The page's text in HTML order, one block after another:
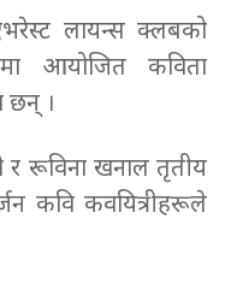
लायन्स क्लबको
आयोजित कविता
छन् ।
र रूविना खनाल तृतीय
कवि कवयित्रीहरूले